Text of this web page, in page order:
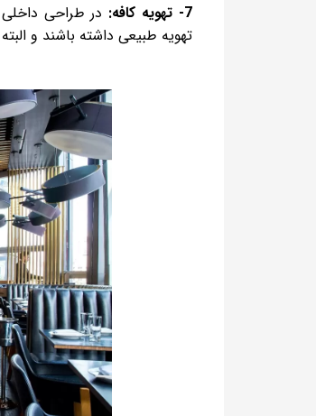
7- تهویه کافه:
در طراحی
تهویه طبیعی داشته باشند و